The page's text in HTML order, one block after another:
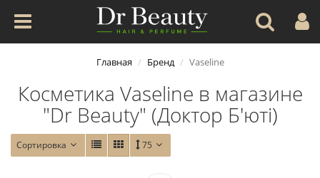
Главная Бренд Vaseline
Косметика Vaseline в магазине
"Dr Beauty" (Доктор Б'юті)
Сортировка 75